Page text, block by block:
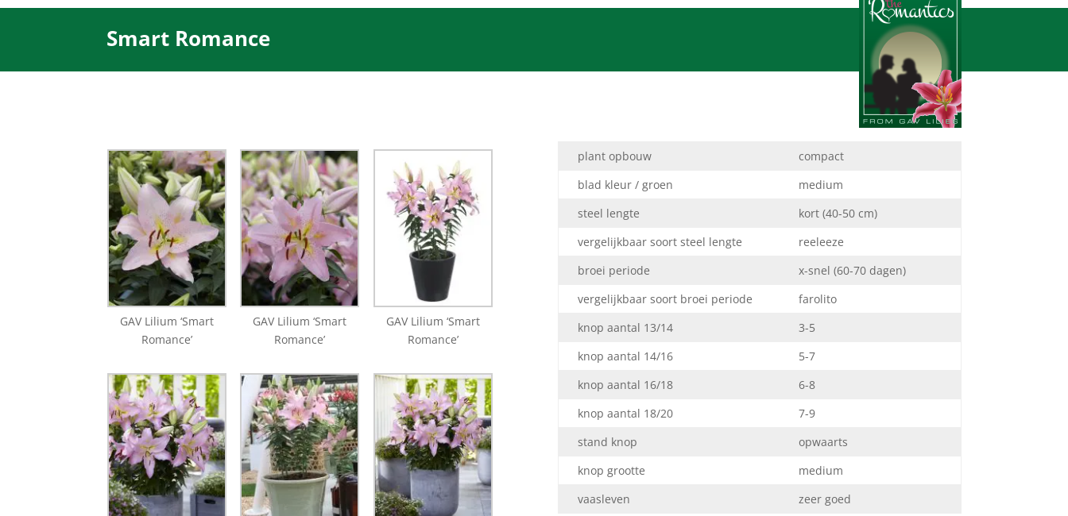
Smart Romance
GAV Lilium ‘Smart
Romance’
GAV Lilium ‘Smart
Romance’
GAV Lilium ‘Smart
Romance’
plant opbouw
compact
blad kleur / groen
medium
steel lengte
kort (40-50 cm)
vergelijkbaar soort steel lengte
reeleeze
broei periode
x-snel (60-70 dagen)
vergelijkbaar soort broei periode
farolito
knop aantal 13/14
3-5
knop aantal 14/16
5-7
knop aantal 16/18
6-8
knop aantal 18/20
7-9
stand knop
opwaarts
knop grootte
medium
vaasleven
zeer goed